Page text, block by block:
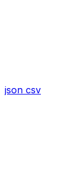
json csv